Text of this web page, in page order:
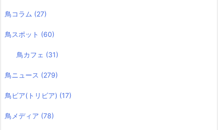
鳥コラム (27)
鳥スポット (60)
鳥カフェ (31)
鳥ニュース (279)
鳥ビア(トリビア) (17)
鳥メディア (78)